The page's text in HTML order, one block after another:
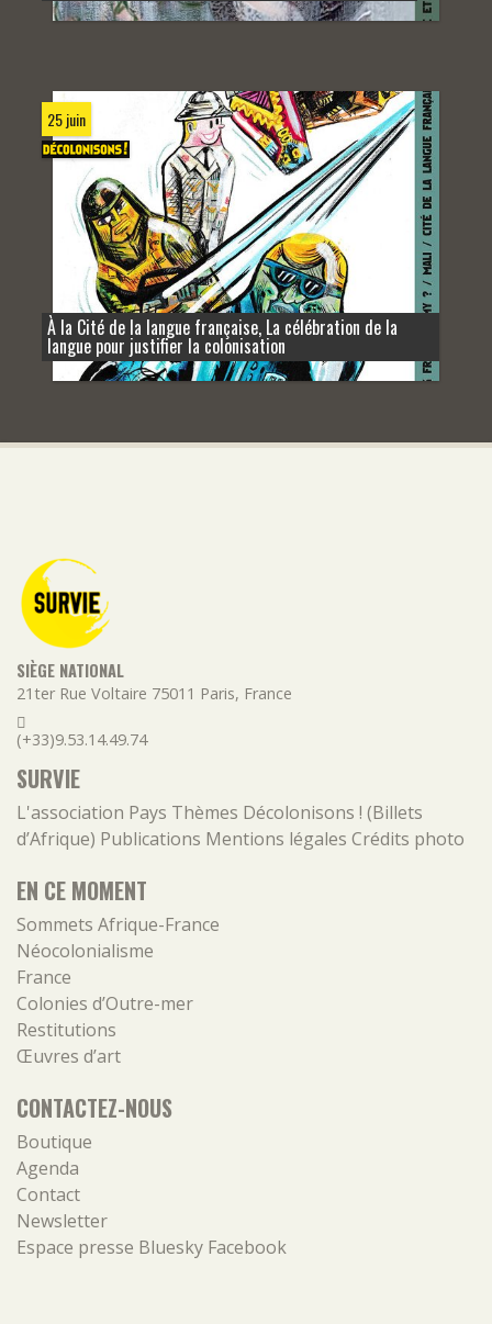
25 juin
À la Cité de la langue française, La célébration de la
langue pour justifier la colonisation
SIÈGE NATIONAL
21ter Rue Voltaire 75011 Paris, France
(+33)9.53.14.49.74
SURVIE
L'association Pays Thèmes Décolonisons ! (Billets
d’Afrique) Publications Mentions légales Crédits photo
EN CE MOMENT
Sommets Afrique-France
Néocolonialisme
France
Colonies d’Outre-mer
Restitutions
Œuvres d’art
CONTACTEZ-NOUS
Boutique
Agenda
Contact
Newsletter
Espace presse Bluesky Facebook